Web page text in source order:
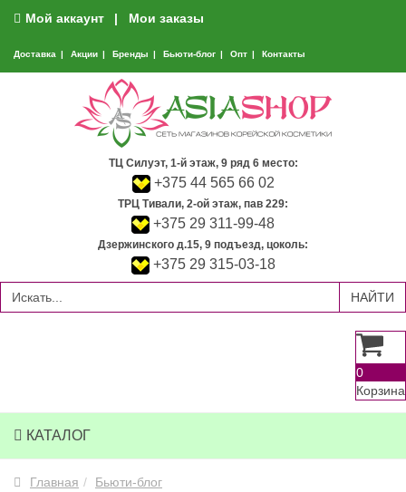
Мой аккаунт Мои заказы
Доставка Акции Бренды Бьюти-блог Опт Контакты
ТЦ Силуэт, 1-й этаж, 9 ряд 6 место:
+375 44 565 66 02
ТРЦ Тивали, 2-ой этаж, пав 229:
+375 29 311-99-48
Дзержинского д.15, 9 подъезд, цоколь:
+375 29 315-03-18
0
Корзина
КАТАЛОГ
Главная
Бьюти-блог